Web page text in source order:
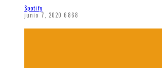
Spotify
junio 7, 2020 6868